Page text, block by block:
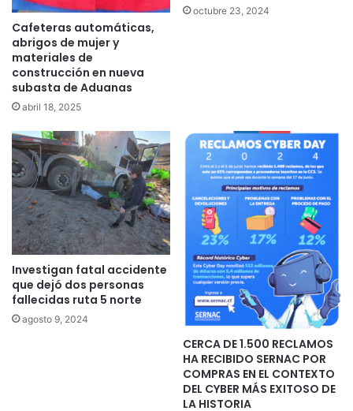
Cafeteras automáticas,
abrigos de mujer y
materiales de
construcción en nueva
subasta de Aduanas
abril 18, 2025
octubre 23, 2024
Investigan fatal accidente
que dejó dos personas
fallecidas ruta 5 norte
agosto 9, 2024
CERCA DE 1.500 RECLAMOS
HA RECIBIDO SERNAC POR
COMPRAS EN EL CONTEXTO
DEL CYBER MÁS EXITOSO DE
LA HISTORIA